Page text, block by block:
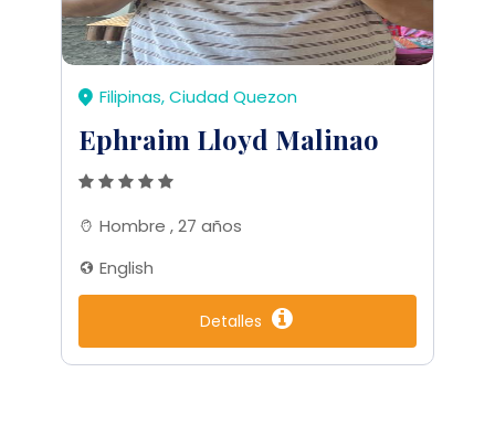
Filipinas, Ciudad Quezon
Ephraim Lloyd Malinao
Hombre , 27 años
English
Detalles